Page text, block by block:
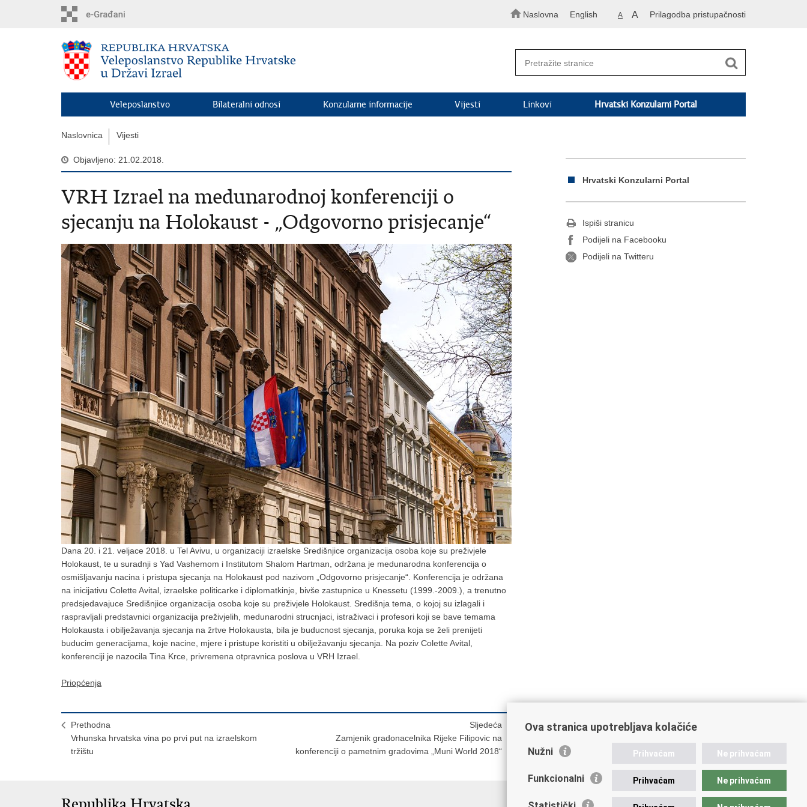
Naslovna English A A Prilagodba pristupačnosti
Veleposlanstvo Bilateralni odnosi Konzularne informacije Vijesti Linkovi Hrvatski Konzularni Portal
Naslovnica Vijesti
Objavljeno: 21.02.2018.
VRH Izrael na medunarodnoj konferenciji o
sjecanju na Holokaust - „Odgovorno prisjecanje“
Dana 20. i 21. veljace 2018. u Tel Avivu, u organizaciji izraelske Središnjice organizacija osoba koje su preživjele
Holokaust, te u suradnji s Yad Vashemom i Institutom Shalom Hartman, održana je medunarodna konferencija o
osmišljavanju nacina i pristupa sjecanja na Holokaust pod nazivom „Odgovorno prisjecanje“. Konferencija je održana
na inicijativu Colette Avital, izraelske politicarke i diplomatkinje, bivše zastupnice u Knessetu (1999.-2009.), a trenutno
predsjedavajuce Središnjice organizacija osoba koje su preživjele Holokaust. Središnja tema, o kojoj su izlagali i
raspravljali predstavnici organizacija preživjelih, medunarodni strucnjaci, istraživaci i profesori koji se bave temama
Holokausta i obilježavanja sjecanja na žrtve Holokausta, bila je buducnost sjecanja, poruka koja se želi prenijeti
buducim generacijama, koje nacine, mjere i pristupe koristiti u obilježavanju sjecanja. Na poziv Colette Avital,
konferenciji je nazocila Tina Krce, privremena otpravnica poslova u VRH Izrael.
Priopćenja
Prethodna
Vrhunska hrvatska vina po prvi put na izraelskom
tržištu
Sljedeća
Zamjenik gradonacelnika Rijeke Filipovic na
konferenciji o pametnim gradovima „Muni World 2018“
Hrvatski Konzularni Portal
Ispiši stranicu
Podijeli na Facebooku
Podijeli na Twitteru
Ova stranica upotrebljava kolačiće
Nužni Prihvaćam Ne prihvaćam
Funkcionalni Prihvaćam Ne prihvaćam